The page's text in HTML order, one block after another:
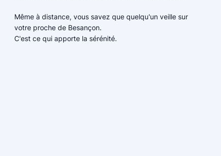
Même à distance, vous savez que quelqu'un veille sur
votre proche de Besançon.
C'est ce qui apporte la sérénité.